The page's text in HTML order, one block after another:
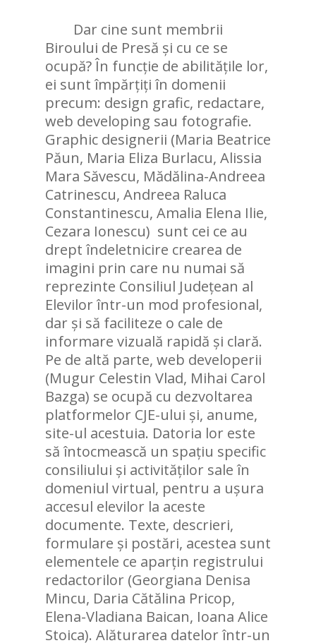
Dar cine sunt membrii
Biroului de Presă și cu ce se
ocupă? În funcție de abilitățile lor,
ei sunt împărțiți în domenii
precum: design grafic, redactare,
web developing sau fotografie.
Graphic designerii (Maria Beatrice
Păun, Maria Eliza Burlacu, Alissia
Mara Săvescu, Mădălina-Andreea
Catrinescu, Andreea Raluca
Constantinescu, Amalia Elena Ilie,
Cezara Ionescu) sunt cei ce au
drept îndeletnicire crearea de
imagini prin care nu numai să
reprezinte Consiliul Județean al
Elevilor într-un mod profesional,
dar și să faciliteze o cale de
informare vizuală rapidă și clară.
Pe de altă parte, web developerii
(Mugur Celestin Vlad, Mihai Carol
Bazga) se ocupă cu dezvoltarea
platformelor CJE-ului și, anume,
site-ul acestuia. Datoria lor este
să întocmească un spațiu specific
consiliului și activităților sale în
domeniul virtual, pentru a ușura
accesul elevilor la aceste
documente. Texte, descrieri,
formulare și postări, acestea sunt
elementele ce aparțin registrului
redactorilor (Georgiana Denisa
Mincu, Daria Cătălina Pricop,
Elena-Vladiana Baican, Ioana Alice
Stoica). Alăturarea datelor într-un